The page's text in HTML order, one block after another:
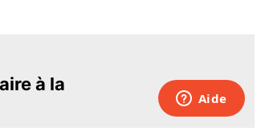
à la